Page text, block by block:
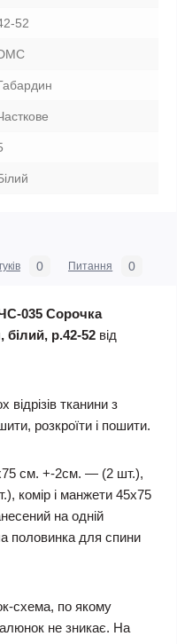
52
0 Питання 0
035 Сорочка
білий, р.42-52 від
тканини з
розкроїти і пошити.
см. +-2см. — (2 шт.),
комір і манжети 45х75
на одній
половинка для спини
схема, по якому
не зникає. На